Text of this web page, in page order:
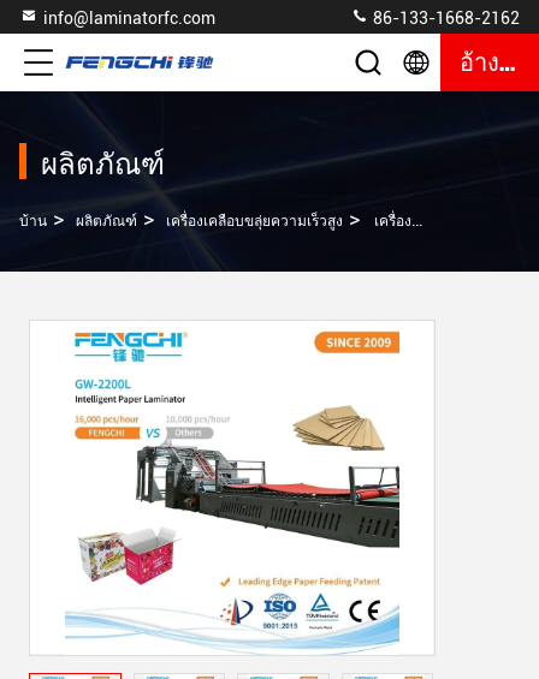
info@laminatorfc.com 86-133-1668-2162
อ้างอิง
ผลิตภัณฑ์
บ้าน > ผลิตภัณฑ์ > เครื่องเคลือบขลุ่ยความเร็วสูง > เครื่องจักรพิมพ์กระดาษอุตสาหกรรม F-10mm สําหรับกระดาษแผ่นแผ่น